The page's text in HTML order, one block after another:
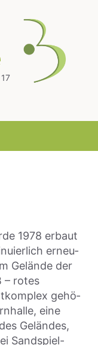
1978 erbaut
erneu­
Gelän­de der
– rotes
gehö­
eine
Gelän­des,
Sand­spiel-